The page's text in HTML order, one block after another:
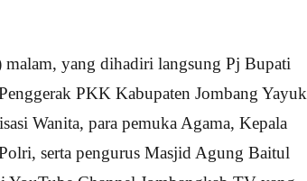
yang dihadiri langsung Pj Bupati
PKK Kabupaten Jombang Yayuk
Wanita, para pemuka Agama, Kepala
serta pengurus Masjid Agung Baitul